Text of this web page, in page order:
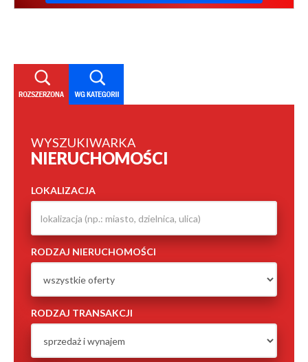
WYSZUKIWARKA
NIERUCHOMOŚCI
LOKALIZACJA
RODZAJ NIERUCHOMOŚCI
RODZAJ TRANSAKCJI